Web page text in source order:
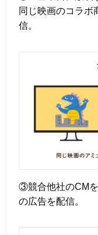
同じ映画のコラボ
信。
③競合他社のCM
の広告を配信。